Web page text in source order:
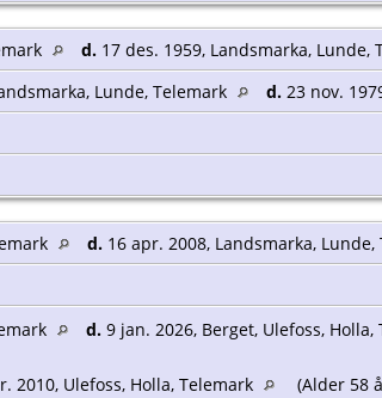
d. 17 des. 1959, Landsmarka, Lunde,
Lunde, Telemark d. 23 nov.
d. 16 apr. 2008, Landsmarka, Lunde,
d. 9 jan. 2026, Berget, Ulefoss, Holla,
2010, Ulefoss, Holla, Telemark
(Alder 58